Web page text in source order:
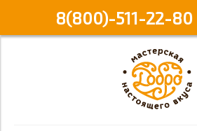
8(800)-511-22-80